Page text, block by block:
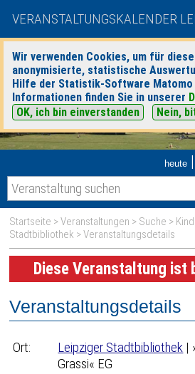
VERANSTALTUNGSKALENDER
Wir verwenden Cookies, um für
anonymisierte, statistische
Hilfe der Statistik-Software
Informationen finden Sie in unserer
OK, ich bin einverstanden
Nein,
heute |
Startseite >Veranstaltungen > Suche >
Stadtbibliothek > Veranstaltungsdetails
Diese Veranstaltung ist
Veranstaltungsdetails
Ort: Leipziger Stadtbibliothek |
Grassi« EG